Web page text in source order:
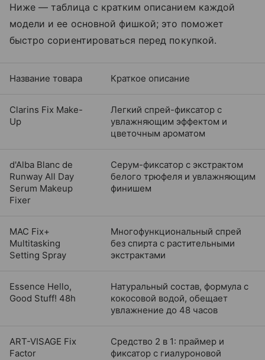
Ниже — таблица с кратким описанием каждой
модели и ее основной фишкой; это поможет
быстро сориентироваться перед покупкой.
Название товара Краткое описание
Clarins Fix Make-
Up
Легкий спрей-фиксатор с
увлажняющим эффектом и
цветочным ароматом
d'Alba Blanc de
Runway All Day
Serum Makeup
Fixer
Серум-фиксатор с экстрактом
белого трюфеля и увлажняющим
финишем
MAC Fix+
Multitasking
Setting Spray
Многофункциональный спрей
без спирта с растительными
экстрактами
Essence Hello,
Good Stuff! 48h
Натуральный состав, формула с
кокосовой водой, обещает
увлажнение до 48 часов
ART-VISAGE Fix
Factor
Средство 2 в 1: праймер и
фиксатор с гиалуроновой